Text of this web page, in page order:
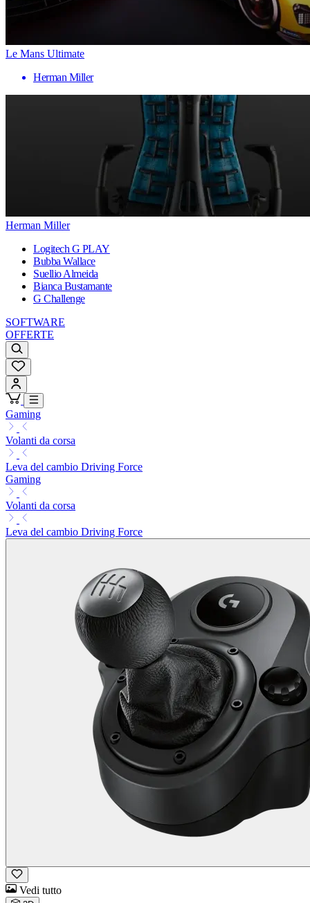
Le Mans Ultimate
Herman Miller
Herman Miller
Logitech G PLAY
Bubba Wallace
Suellio Almeida
Bianca Bustamante
G Challenge
SOFTWARE
OFFERTE
Gaming
Volanti da corsa
Leva del cambio Driving Force
Gaming
Volanti da corsa
Leva del cambio Driving Force
Vedi tutto